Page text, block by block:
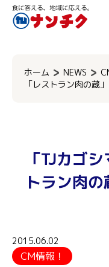
ホーム NEWS
「レストラン肉の蔵
「TJカゴ
トラン肉
2015.06.02
CM情報！